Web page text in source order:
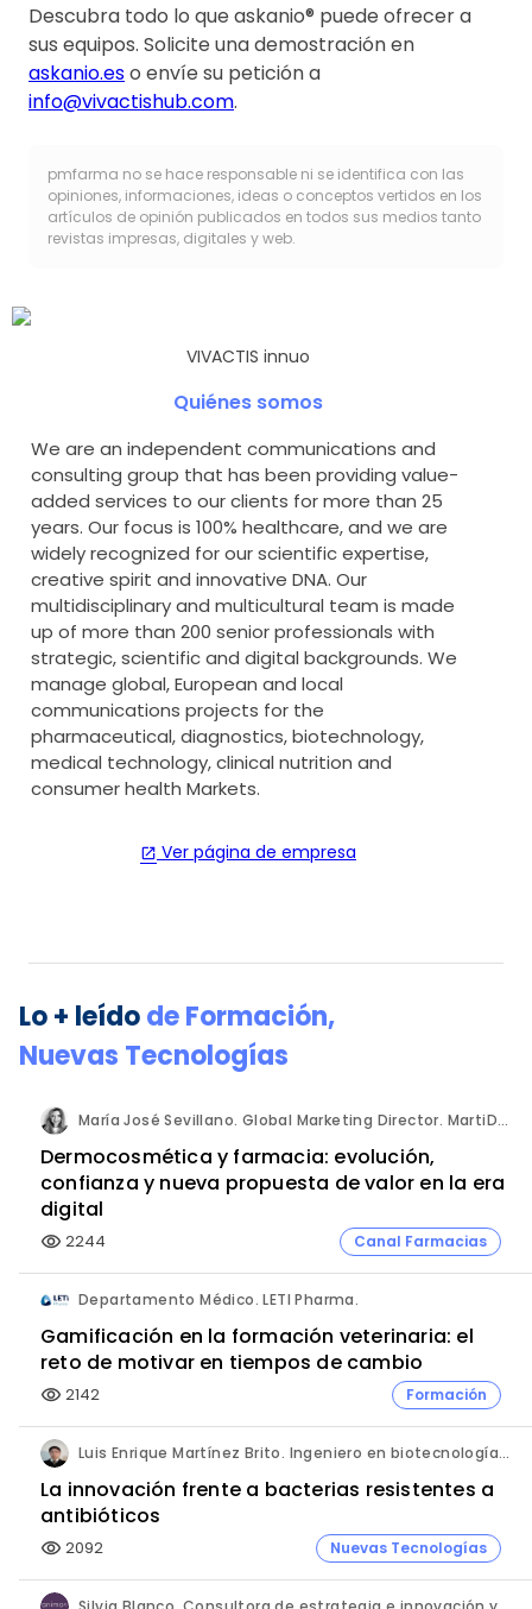
Descubra todo lo que askanio® puede ofrecer a
sus equipos. Solicite una demostración en
askanio.eso envíe su petición a
info@vivactishub.com.
pmfarma no se hace responsable ni se identifica con las
opiniones, informaciones, ideas o conceptos vertidos en los
artículos de opinión publicados en todos sus medios tanto
revistas impresas, digitales y web.
VIVACTIS innuo
Quiénes somos
We are an independent communications and
consulting group that has been providing value-
added services to our clients for more than 25
years. Our focus is 100% healthcare, and we are
widely recognized for our scientific expertise,
creative spirit and innovative DNA. Our
multidisciplinary and multicultural team is made
up of more than 200 senior professionals with
strategic, scientific and digital backgrounds. We
manage global, European and local
communications projects for the
pharmaceutical, diagnostics, biotechnology,
medical technology, clinical nutrition and
consumer health Markets.
open_in_new Ver página de empresa
Lo + leídodeFormación,
Nuevas Tecnologías
María José Sevillano. Global Marketing Director. MartiDerm.
Dermocosmética y farmacia: evolución,
confianza y nueva propuesta de valor en la era
digital
visibility 2244 Canal Farmacias
Departamento Médico. LETI Pharma.
Gamificación en la formación veterinaria: el
reto de motivar en tiempos de cambio
visibility 2142 Formación
Luis Enrique Martínez Brito. Ingeniero en biotecnología, México.
La innovación frente a bacterias resistentes a
antibióticos
visibility 2092 Nuevas Tecnologías